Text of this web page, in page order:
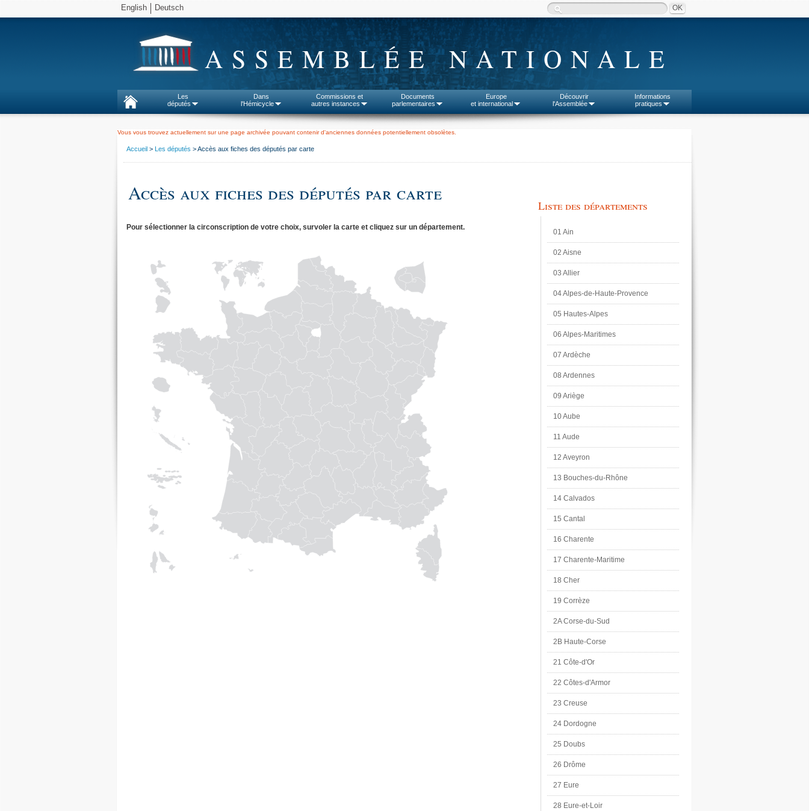
English Deutsch
ASSEMBLÉE NATIONALE
Les
députés
Dans
l'Hémicycle
Commissions et
autres instances
Documents
parlementaires
Europe
et international
Découvrir
l'Assemblée
Informations
pratiques
Vous vous trouvez actuellement sur une page archivée pouvant contenir d'anciennes données potentiellement obsolètes.
Accueil > Les députés > Accès aux fiches des députés par carte
Accès aux fiches des députés par carte
Pour sélectionner la circonscription de votre choix, survoler la carte et cliquez sur un département.
Liste des départements
01 Ain
02 Aisne
03 Allier
04 Alpes-de-Haute-Provence
05 Hautes-Alpes
06 Alpes-Maritimes
07 Ardèche
08 Ardennes
09 Ariège
10 Aube
11 Aude
12 Aveyron
13 Bouches-du-Rhône
14 Calvados
15 Cantal
16 Charente
17 Charente-Maritime
18 Cher
19 Corrèze
2A Corse-du-Sud
2B Haute-Corse
21 Côte-d'Or
22 Côtes-d'Armor
23 Creuse
24 Dordogne
25 Doubs
26 Drôme
27 Eure
28 Eure-et-Loir